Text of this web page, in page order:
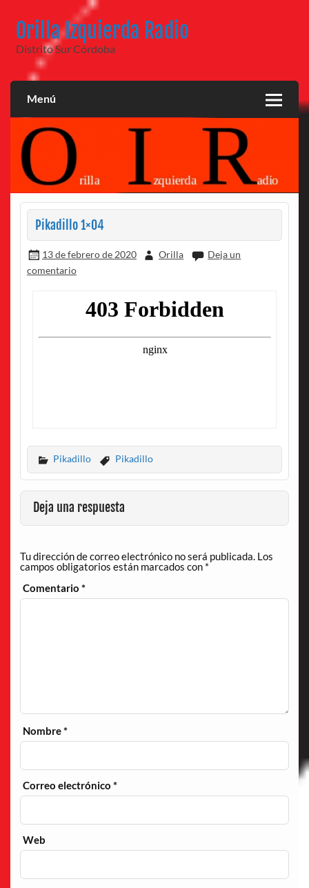
contenido
Orilla Izquierda Radio
Distrito Sur Córdoba
Menú
Pikadillo 1×04
13 de febrero de 2020 Orilla
Deja un
comentario
Pikadillo Pikadillo
Deja una respuesta
Tu dirección de correo electrónico no será publicada. Los
campos obligatorios están marcados con *
Comentario*
Nombre*
Correo electrónico*
Web